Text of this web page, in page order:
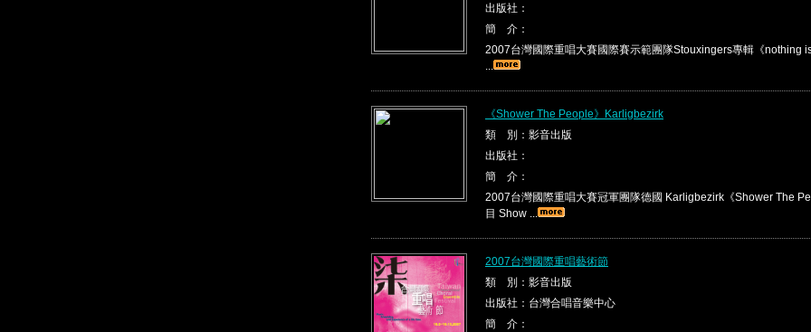
出版社：
簡 介：
2007台灣國際重唱大賽國際賽示範團隊Stouxingers專輯《nothing
...
《Shower The People》Karligbezirk
類 別：影音出版
出版社：
簡 介：
2007台灣國際重唱大賽冠軍團隊德國 Karligbezirk《Shower The
目 Show ...
2007台灣國際重唱藝術節
類 別：影音出版
出版社：台灣合唱音樂中心
簡 介：